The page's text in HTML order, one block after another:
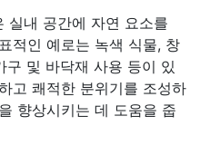
실내 공간에 자연 요소를
적인 예로는 녹색 식물, 창
구 및 바닥재 사용 등이 있
고 쾌적한 분위기를 조성하
향상시키는 데 도움을 줍